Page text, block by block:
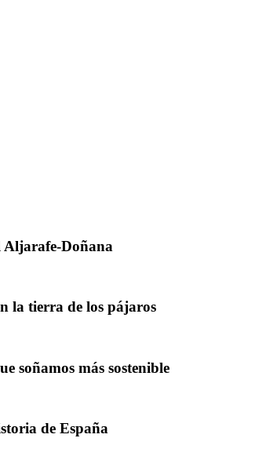
Aljarafe-Doñana
la tierra de los pájaros
soñamos más sostenible
de España